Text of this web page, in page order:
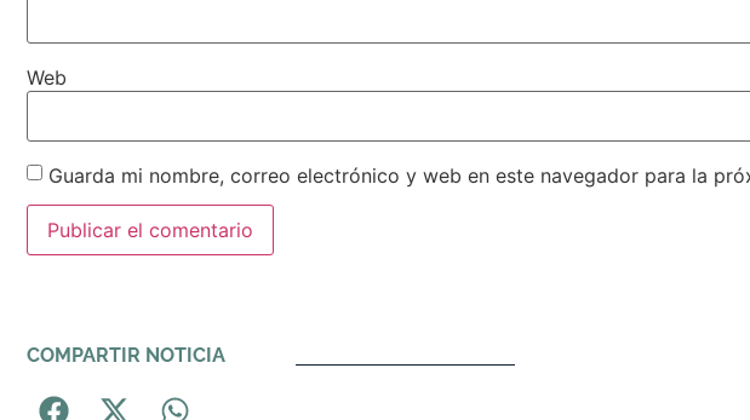
Web
Guarda mi nombre, correo electrónico y web en este navegador para la
COMPARTIR NOTICIA